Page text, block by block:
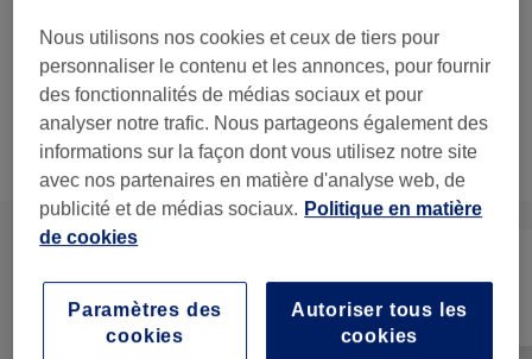
Voir 3 plus de prestations correspondantes...
Ce n'est pas ce que vous recherchiez ?
Recherchez dans notre liste de prestations
Tout
Beauté des pieds
Épilation
Nous utilisons nos cookies et ceux de tiers pour
personnaliser le contenu et les annonces, pour fournir
des fonctionnalités de médias sociaux et pour
analyser notre trafic. Nous partageons également des
informations sur la façon dont vous utilisez notre site
avec nos partenaires en matière d'analyse web, de
publicité et de médias sociaux. Politique en matière
de cookies
Autoriser tous les
cookies
Paramètres des
cookies